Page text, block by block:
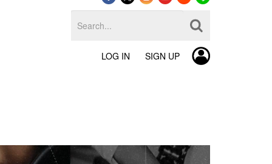
LOG IN SIGN UP